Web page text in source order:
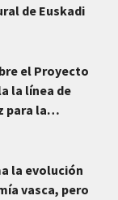
de Euskadi
el Proyecto
la línea de
para la
la evolución
vasca, pero